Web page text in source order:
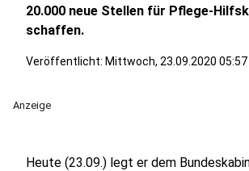
20.000 neue Stellen für Pflege-
schaffen.
Veröffentlicht: Mittwoch, 23.09.2020 05:57
Anzeige
Heute (23.09.) legt er dem